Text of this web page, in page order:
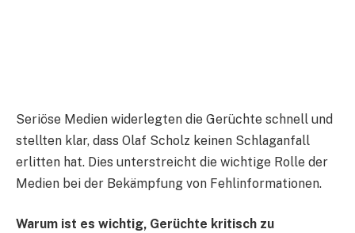
Seriöse Medien widerlegten die Gerüchte schnell und
stellten klar, dass Olaf Scholz keinen Schlaganfall
erlitten hat. Dies unterstreicht die wichtige Rolle der
Medien bei der Bekämpfung von Fehlinformationen.
Warum ist es wichtig, Gerüchte kritisch zu